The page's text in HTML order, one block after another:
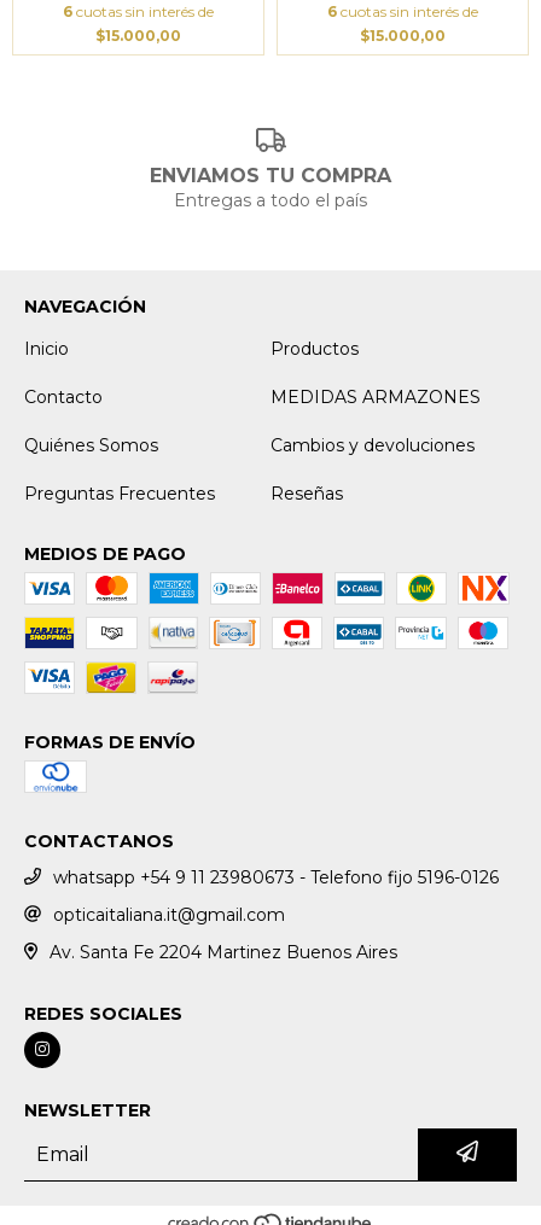
6 cuotas sin interés de
$15.000,00
6 cuotas sin interés de
$15.000,00
ENVIAMOS TU COMPRA
Entregas a todo el país
NAVEGACIÓN
Inicio
Productos
Contacto MEDIDAS ARMAZONES
Quiénes Somos Cambios y devoluciones
Preguntas Frecuentes Reseñas
MEDIOS DE PAGO
FORMAS DE ENVÍO
CONTACTANOS
whatsapp +54 9 11 23980673 - Telefono fijo 5196-0126
opticaitaliana.it@gmail.com
Av. Santa Fe 2204 Martinez Buenos Aires
REDES SOCIALES
NEWSLETTER